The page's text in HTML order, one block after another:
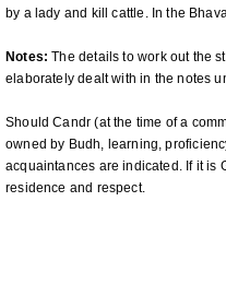
by a lady and kill cattle. In the
Notes: The details to work out the
elaborately dealt with in the notes
Should Candr (at the time of a
owned by Budh, learning,
acquaintances are indicated. If it is
residence and respect.